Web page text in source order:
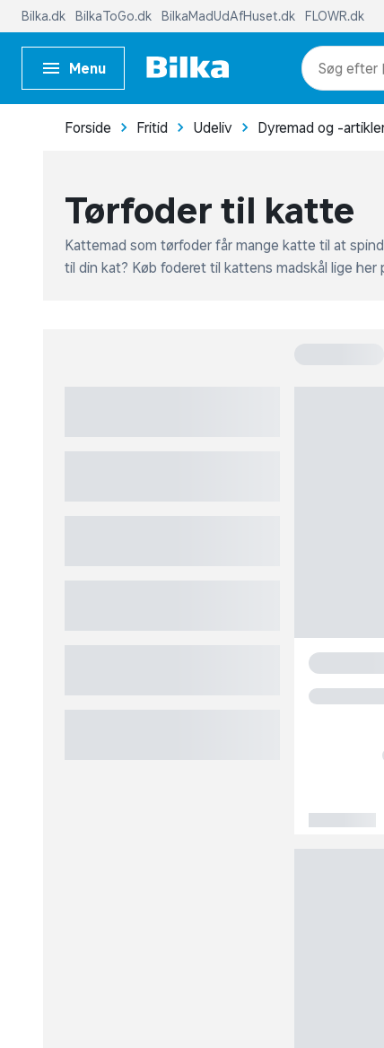
Menu
Forside Fritid Udeliv Dyremad og -
Tørfoder til katte
Kattemad som tørfoder får mange katte til at
til din kat? Køb foderet til kattens madskål lige